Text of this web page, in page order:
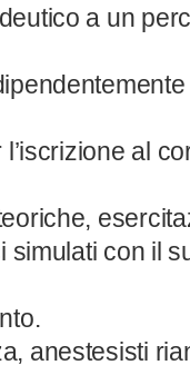
a un
al
simulati con il
anestesisti